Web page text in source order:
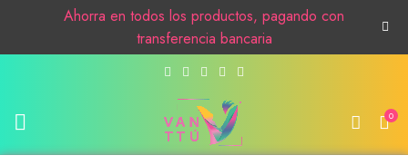
0
Ahorra en todos los productos, pagando con
transferencia bancaria